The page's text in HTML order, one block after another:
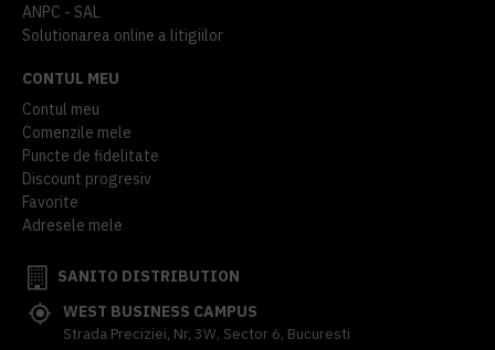
ANPC - SAL
Solutionarea online a litigiilor
CONTUL MEU
Contul meu
Comenzile mele
Puncte de fidelitate
Discount progresiv
Favorite
Adresele mele
SANITO DISTRIBUTION
WEST BUSINESS CAMPUS
Strada Preciziei, Nr, 3W, Sector 6, Bucuresti